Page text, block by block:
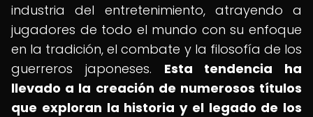
industria del entretenimiento, atrayendo a
jugadores de todo el mundo con su enfoque
en la tradición, el combate y la filosofía de los
guerreros japoneses. Esta tendencia ha
llevado a la creación de numerosos títulos
que exploran la historia y el legado de los